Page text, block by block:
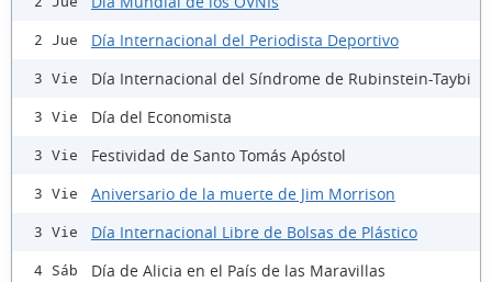
2 Jue Día Internacional del Periodista Deportivo
3 Vie Día Internacional del Síndrome de Rubinstein-Taybi
3 Vie Día del Economista
3 Vie Festividad de Santo Tomás Apóstol
3 Vie Aniversario de la muerte de Jim Morrison
3 Vie Día Internacional Libre de Bolsas de Plástico
4 Sáb Día de Alicia en el País de las Maravillas